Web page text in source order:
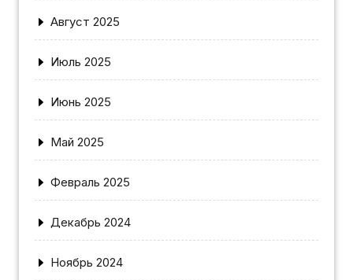
Август 2025
Июль 2025
Июнь 2025
Май 2025
Февраль 2025
Декабрь 2024
Ноябрь 2024